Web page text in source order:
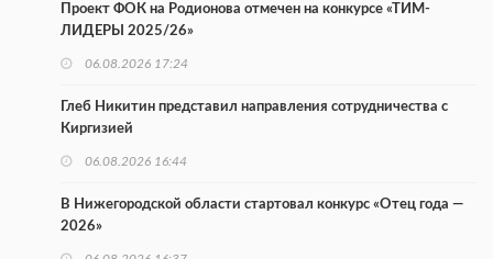
Проект ФОК на Родионова отмечен на конкурсе «ТИМ-
ЛИДЕРЫ 2025/26»
06.08.2026 17:24
Глеб Никитин представил направления сотрудничества с
Киргизией
06.08.2026 16:44
В Нижегородской области стартовал конкурс «Отец года —
2026»